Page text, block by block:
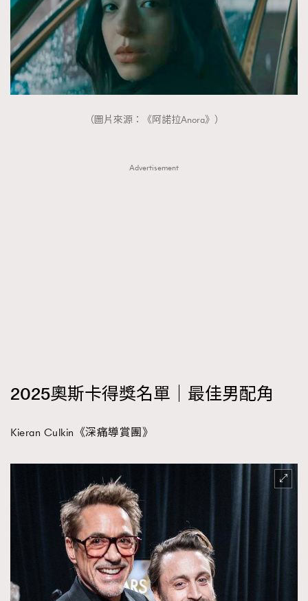
（圖片來源：《阿諾拉Anora》）
Advertisement
2025奧斯卡得獎名單｜最佳男配角
Kieran Culkin《深痛導賞團》